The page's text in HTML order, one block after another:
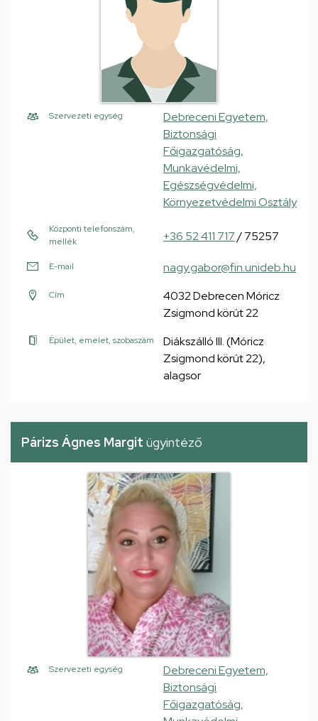
Szervezeti egység
Debreceni Egyetem,
Biztonsági
Főigazgatóság,
Munkavédelmi,
Egészségvédelmi,
Környezetvédelmi Osztály
Központi telefonszám,
mellék
+36 52 411 717/ 75257
E-mail nagy.gabor@fin.unideb.hu
Cím
4032 Debrecen Móricz
Zsigmond körút 22
Épület, emelet, szobaszám
Diákszálló III. (Móricz
Zsigmond körút 22),
alagsor
Párizs Ágnes Margit ügyintéző
Szervezeti egység
Debreceni Egyetem,
Biztonsági
Főigazgatóság,